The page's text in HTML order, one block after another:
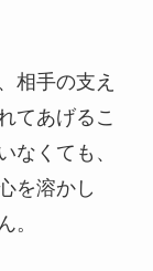
相手の支え
てあげるこ
なくても、
を溶かし
。